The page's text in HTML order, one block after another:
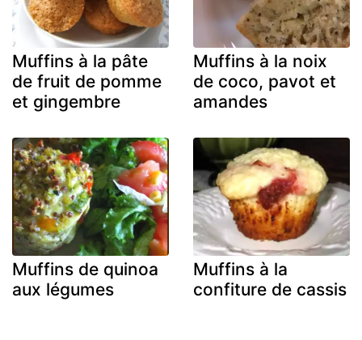
Muffins à la pâte
de fruit de pomme
et gingembre
Muffins à la noix
de coco, pavot et
amandes
Muffins de quinoa
aux légumes
Muffins à la
confiture de cassis